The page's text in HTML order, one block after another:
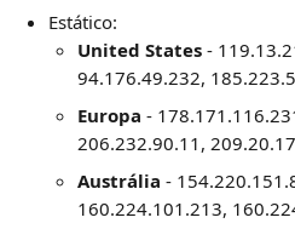
Estático:
United States -
94.176.49.232,
Europa -
206.232.90.11,
Austrália -
160.224.101.213,